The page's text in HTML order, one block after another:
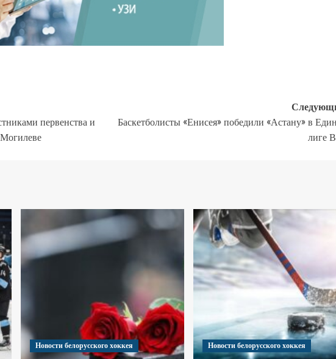
первенства и
Баскетболисты «Енисея» победили «Астану» в
лиге
Новости белорусского хоккея Новости белорусского хоккея